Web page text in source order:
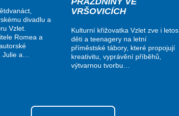
divadlu a
Vzlet.
Romea a
Julie a…
VRŠOVICÍCH
Kulturní křižovatka Vzlet zve i letos
děti a teenagery na letní
příměstské tábory, které propojují
kreativitu, vyprávění příběhů,
výtvarnou tvorbu…